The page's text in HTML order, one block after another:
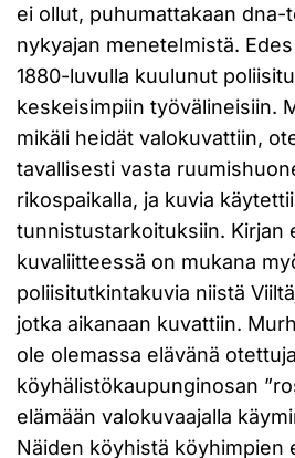
ei ollut, puhumattakaan dna-
nykyajan menetelmistä.
1880-luvulla kuulunut
keskeisimpiin työvälineisiin.
mikäli heidät valokuvattiin,
tavallisesti vasta
rikospaikalla, ja kuvia
tunnistustarkoituksiin. Kirjan
kuvaliitteessä on mukana
poliisitutkintakuvia niistä
jotka aikanaan kuvattiin.
ole olemassa elävänä
köyhälistökaupunginosan
elämään valokuvaajalla
Näiden köyhistä köyhimpien